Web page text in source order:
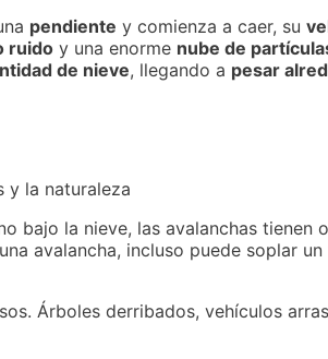
pendiente y comienza a caer, su
ruido y una enorme nube de
de nieve, llegando a pesar
y la naturaleza
bajo la nieve, las avalanchas
avalancha, incluso puede soplar
Árboles derribados, vehículos